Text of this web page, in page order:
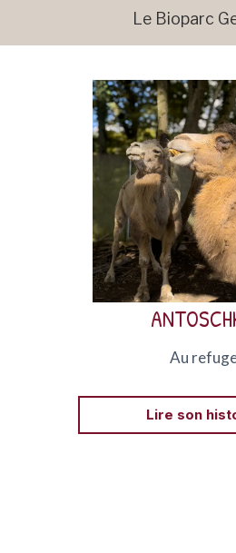
Le Bioparc
Au
Antoschka, dite Totosch, est
2002, recueillie par le
faillite d’un cirque dans
toute sa
Lire son